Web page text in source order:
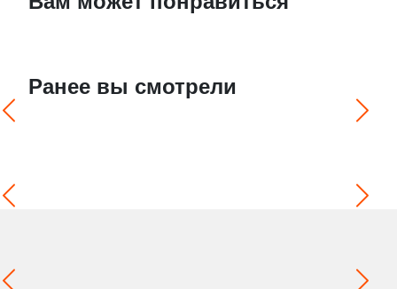
Ранее вы смотрели